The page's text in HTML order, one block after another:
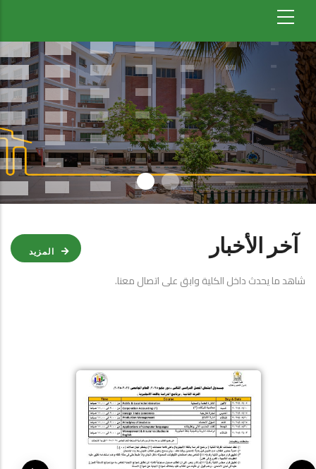
مرحبا بك في
كليـــــة التجــــــــارة
جامعة اسيوط
آخر الأخبار
شاهد ما يحدث داخل الكلية وابق على اتصال معنا.
المزيد